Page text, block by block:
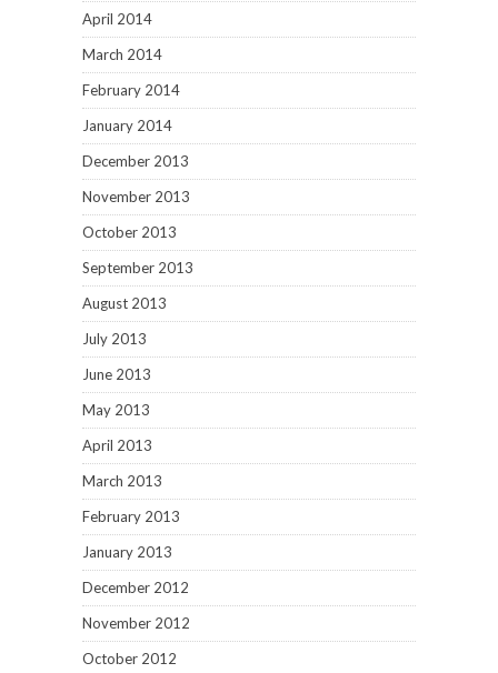
April 2014
March 2014
February 2014
January 2014
December 2013
November 2013
October 2013
September 2013
August 2013
July 2013
June 2013
May 2013
April 2013
March 2013
February 2013
January 2013
December 2012
November 2012
October 2012